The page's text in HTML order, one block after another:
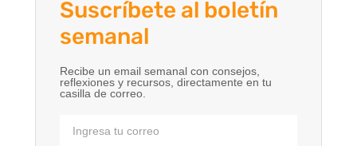
Suscríbete al boletín
semanal
Recibe un email semanal con consejos,
reflexiones y recursos, directamente en tu
casilla de correo.